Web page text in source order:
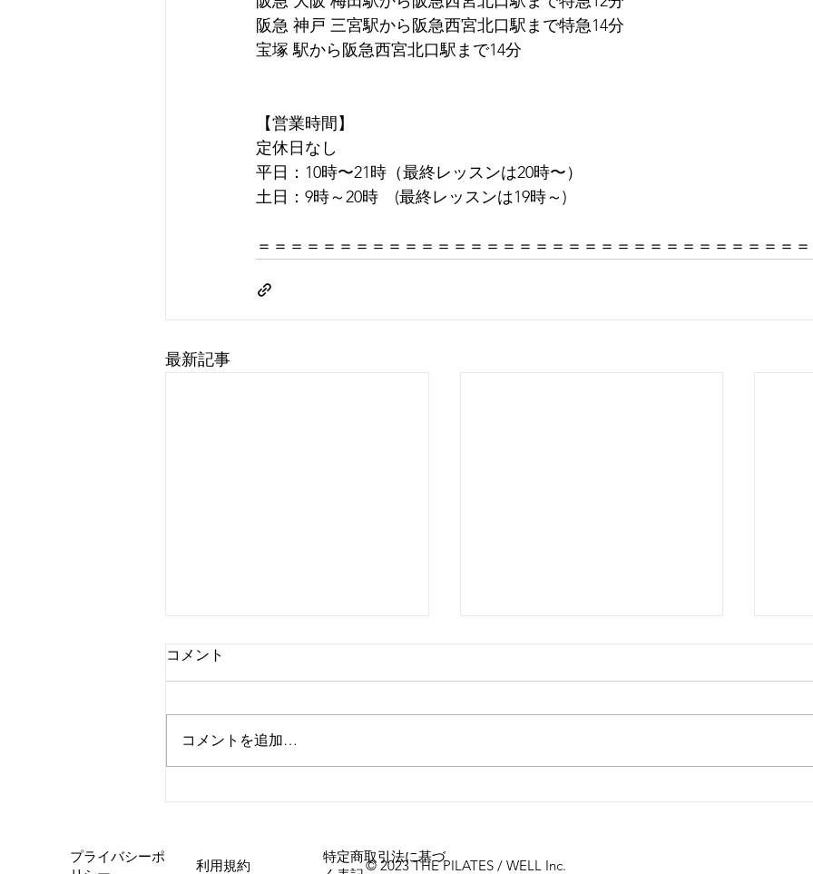
阪急 神戸 三宮駅から阪急西宮北口駅まで特急14分
宝塚 駅から阪急西宮北口駅まで14分
【営業時間】
定休日なし
平日：10時〜21時（最終レッスンは20時〜）
土日：9時～20時　(最終レッスンは19時～)
＝＝＝＝＝＝＝＝＝＝＝＝＝＝＝＝＝＝＝＝＝＝＝＝＝＝＝＝＝＝＝＝＝＝
最新記事
外腿の張り感
コメント
コメントを追加…
© 2023 THE PILATES / WELL Inc.
プライバシーポ
利用規約
特定商取引法に基づ